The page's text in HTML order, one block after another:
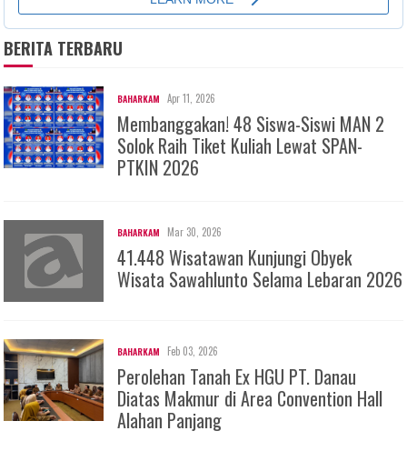
BERITA TERBARU
BAHARKAM Apr 11, 2026
Membanggakan! 48 Siswa-Siswi MAN 2
Solok Raih Tiket Kuliah Lewat SPAN-
PTKIN 2026
BAHARKAM Mar 30, 2026
41.448 Wisatawan Kunjungi Obyek
Wisata Sawahlunto Selama Lebaran 2026
BAHARKAM Feb 03, 2026
Perolehan Tanah Ex HGU PT. Danau
Diatas Makmur di Area Convention Hall
Alahan Panjang